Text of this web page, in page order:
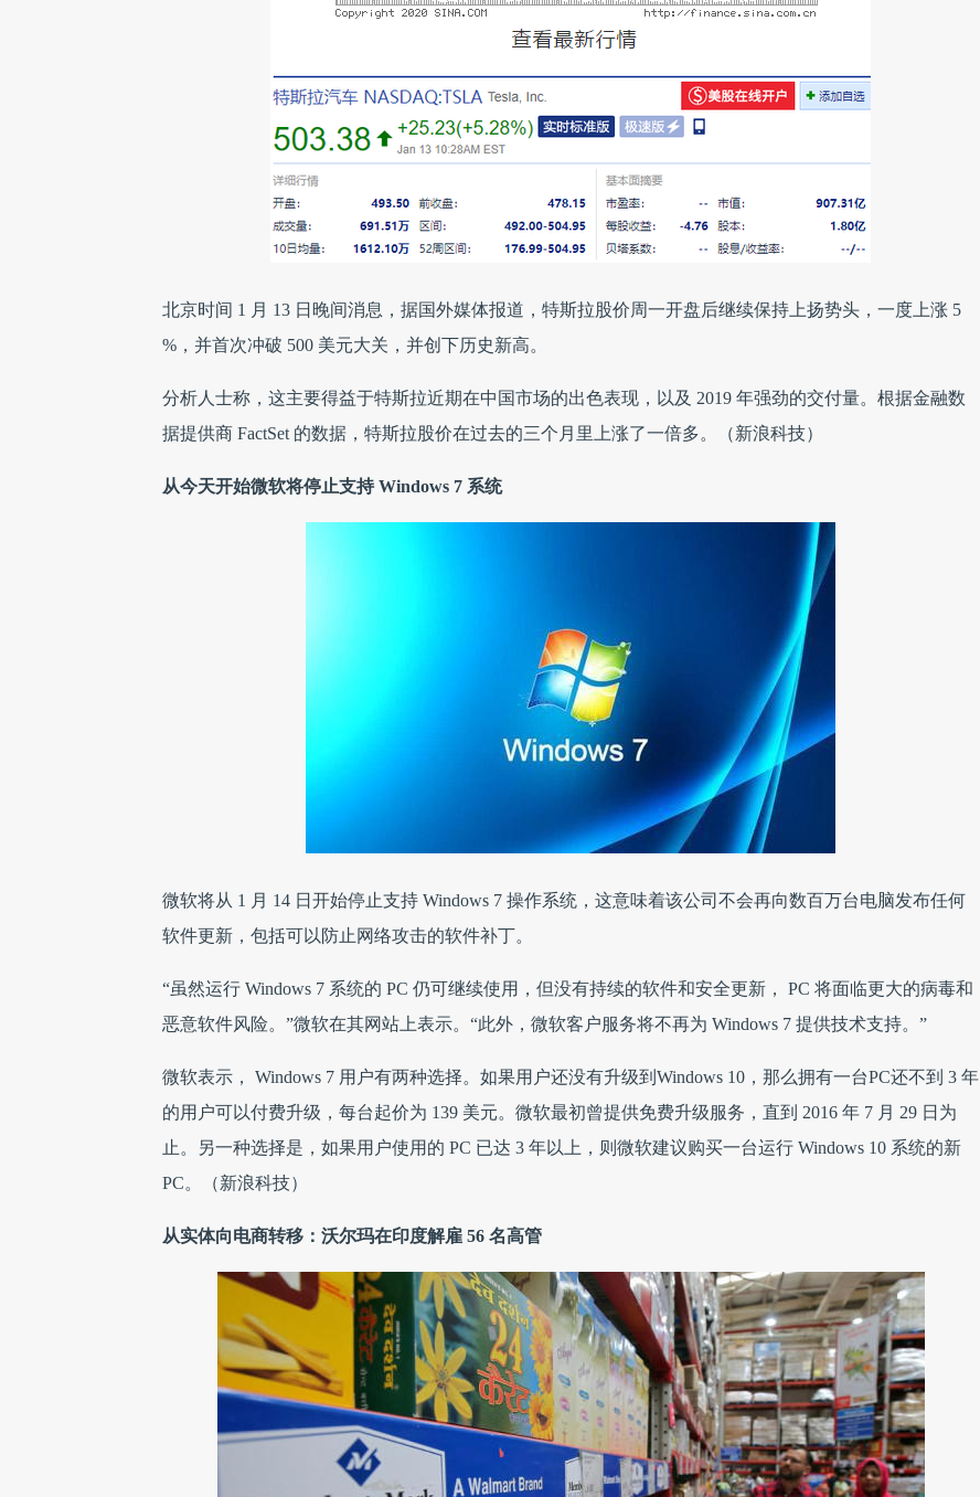
北京时间 1 月 13 日晚间消息，据国外媒体报道，特斯拉股价周一开盘后继续保持上扬势头，一度上涨 5
%，并首次冲破 500 美元大关，并创下历史新高。
分析人士称，这主要得益于特斯拉近期在中国市场的出色表现，以及 2019 年强劲的交付量。根据金融数
据提供商 FactSet 的数据，特斯拉股价在过去的三个月里上涨了一倍多。（新浪科技）
从今天开始微软将停止支持 Windows 7 系统
微软将从 1 月 14 日开始停止支持 Windows 7 操作系统，这意味着该公司不会再向数百万台电脑发布任何
软件更新，包括可以防止网络攻击的软件补丁。
“虽然运行 Windows 7 系统的 PC 仍可继续使用，但没有持续的软件和安全更新， PC 将面临更大的病毒和
恶意软件风险。”微软在其网站上表示。“此外，微软客户服务将不再为 Windows 7 提供技术支持。”
微软表示， Windows 7 用户有两种选择。如果用户还没有升级到Windows 10，那么拥有一台PC还不到 3 年
的用户可以付费升级，每台起价为 139 美元。微软最初曾提供免费升级服务，直到 2016 年 7 月 29 日为
止。另一种选择是，如果用户使用的 PC 已达 3 年以上，则微软建议购买一台运行 Windows 10 系统的新
PC。（新浪科技）
从实体向电商转移：沃尔玛在印度解雇 56 名高管